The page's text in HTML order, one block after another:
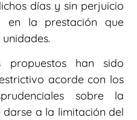
días y sin perjuicio
en la prestación que
propuestos han sido
acorde con los
sobre la
a la limitación del